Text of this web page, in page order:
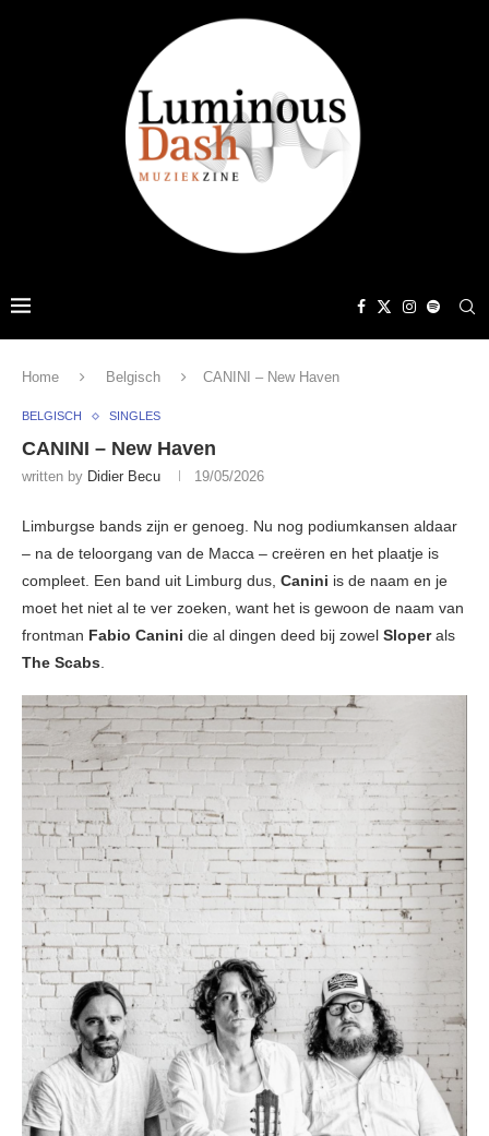
Home Belgisch CANINI – New Haven
BELGISCH SINGLES
CANINI – New Haven
written by Didier Becu 19/05/2026
Limburgse bands zijn er genoeg. Nu nog podiumkansen aldaar
– na de teloorgang van de Macca – creëren en het plaatje is
compleet. Een band uit Limburg dus, Canini is de naam en je
moet het niet al te ver zoeken, want het is gewoon de naam van
frontman Fabio Canini die al dingen deed bij zowel Sloperals
The Scabs.